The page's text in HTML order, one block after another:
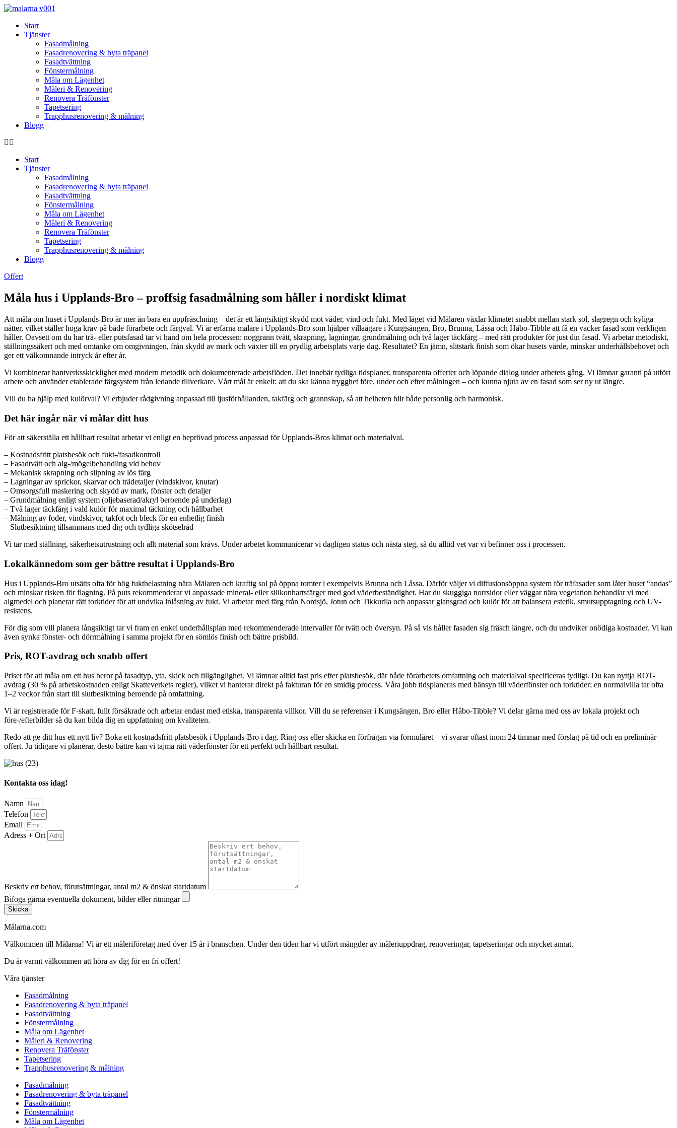
Skip
contentStart
Tjänster
Fasadmålning
Fasadrenovering & byta träpanel
Fasadtvättning
Fönstermålning
Måla om Lägenhet
Måleri & Renovering
Renovera Träfönster
Tapetsering
Trapphusrenovering & målning
Blogg
Start
Tjänster
Fasadmålning
Fasadrenovering & byta träpanel
Fasadtvättning
Fönstermålning
Måla om Lägenhet
Måleri & Renovering
Renovera Träfönster
Tapetsering
Trapphusrenovering & målning
Blogg
Offert
Måla hus i Upplands-Bro – proffsig fasadmålning som håller i nordiskt klimat
Att måla om huset i Upplands-Bro är mer än bara en uppfräschning – det är ett långsiktigt skydd mot väder, vind och fukt. Med läget vid Mälaren växlar klimatet snabbt mellan stark sol, slagregn och kyliga
nätter, vilket ställer höga krav på både förarbete och färgval. Vi är erfarna målare i Upplands-Bro som hjälper villaägare i Kungsängen, Bro, Brunna, Låssa och Håbo-Tibble att få en vacker fasad som verkligen
håller. Oavsett om du har trä- eller putsfasad tar vi hand om hela processen: noggrann tvätt, skrapning, lagningar, grundmålning och två lager täckfärg – med rätt produkter för just din fasad. Vi arbetar metodiskt,
ställningssäkert och med omtanke om omgivningen, från skydd av mark och växter till en prydlig arbetsplats varje dag. Resultatet? En jämn, slitstark finish som ökar husets värde, minskar underhållsbehovet och
ger ett välkomnande intryck år efter år.
Vi kombinerar hantverksskicklighet med modern metodik och dokumenterade arbetsflöden. Det innebär tydliga tidsplaner, transparenta offerter och löpande dialog under arbetets gång. Vi lämnar garanti på utfört
arbete och använder etablerade färgsystem från ledande tillverkare. Vårt mål är enkelt: att du ska känna trygghet före, under och efter målningen – och kunna njuta av en fasad som ser ny ut längre.
Vill du ha hjälp med kulörval? Vi erbjuder rådgivning anpassad till ljusförhållanden, takfärg och grannskap, så att helheten blir både personlig och harmonisk.
Det här ingår när vi målar ditt hus
För att säkerställa ett hållbart resultat arbetar vi enligt en beprövad process anpassad för Upplands-Bros klimat och materialval.
– Kostnadsfritt platsbesök och fukt-/fasadkontroll
– Fasadtvätt och alg-/mögelbehandling vid behov
– Mekanisk skrapning och slipning av lös färg
– Lagningar av sprickor, skarvar och trädetaljer (vindskivor, knutar)
– Omsorgsfull maskering och skydd av mark, fönster och detaljer
– Grundmålning enligt system (oljebaserad/akryl beroende på underlag)
– Två lager täckfärg i vald kulör för maximal täckning och hållbarhet
– Målning av foder, vindskivor, takfot och bleck för en enhetlig finish
– Slutbesiktning tillsammans med dig och tydliga skötselråd
Vi tar med ställning, säkerhetsutrustning och allt material som krävs. Under arbetet kommunicerar vi dagligen status och nästa steg, så du alltid vet var vi befinner oss i processen.
Lokalkännedom som ger bättre resultat i Upplands-Bro
Hus i Upplands-Bro utsätts ofta för hög fuktbelastning nära Mälaren och kraftig sol på öppna tomter i exempelvis Brunna och Låssa. Därför väljer vi diffusionsöppna system för träfasader som låter huset “andas”
och minskar risken för flagning. På puts rekommenderar vi anpassade mineral- eller silikonhartsfärger med god väderbeständighet. Har du skuggiga norrsidor eller väggar nära vegetation behandlar vi med
algmedel och planerar rätt torktider för att undvika inlåsning av fukt. Vi arbetar med färg från Nordsjö, Jotun och Tikkurila och anpassar glansgrad och kulör för att balansera estetik, smutsupptagning och UV-
resistens.
För dig som vill planera långsiktigt tar vi fram en enkel underhållsplan med rekommenderade intervaller för tvätt och översyn. På så vis håller fasaden sig fräsch längre, och du undviker onödiga kostnader. Vi kan
även synka fönster- och dörrmålning i samma projekt för en sömlös finish och bättre prisbild.
Pris, ROT-avdrag och snabb offert
Priset för att måla om ett hus beror på fasadtyp, yta, skick och tillgänglighet. Vi lämnar alltid fast pris efter platsbesök, där både förarbetets omfattning och materialval specificeras tydligt. Du kan nyttja ROT-
avdrag (30 % på arbetskostnaden enligt Skatteverkets regler), vilket vi hanterar direkt på fakturan för en smidig process. Våra jobb tidsplaneras med hänsyn till väderfönster och torktider; en normalvilla tar ofta
1–2 veckor från start till slutbesiktning beroende på omfattning.
Vi är registrerade för F-skatt, fullt försäkrade och arbetar endast med etiska, transparenta villkor. Vill du se referenser i Kungsängen, Bro eller Håbo-Tibble? Vi delar gärna med oss av lokala projekt och
före-/efterbilder så du kan bilda dig en uppfattning om kvaliteten.
Redo att ge ditt hus ett nytt liv? Boka ett kostnadsfritt platsbesök i Upplands-Bro i dag. Ring oss eller skicka en förfrågan via formuläret – vi svarar oftast inom 24 timmar med förslag på tid och en preliminär
offert. Ju tidigare vi planerar, desto bättre kan vi tajma rätt väderfönster för ett perfekt och hållbart resultat.
Kontakta oss idag!
Namn
Telefon
Email
Adress + Ort
Beskriv ert behov, förutsättningar, antal m2 & önskat startdatum
Bifoga gärna eventuella dokument, bilder eller ritningar
Skicka
Målarna.com
Välkommen till Målarna! Vi är ett måleriföretag med över 15 år i branschen. Under den tiden har vi utfört mängder av måleriuppdrag, renoveringar, tapetseringar och mycket annat.
Du är varmt välkommen att höra av dig för en fri offert!
Våra tjänster
Fasadmålning
Fasadrenovering & byta träpanel
Fasadtvättning
Fönstermålning
Måla om Lägenhet
Måleri & Renovering
Renovera Träfönster
Tapetsering
Trapphusrenovering & målning
Fasadmålning
Fasadrenovering & byta träpanel
Fasadtvättning
Fönstermålning
Måla om Lägenhet